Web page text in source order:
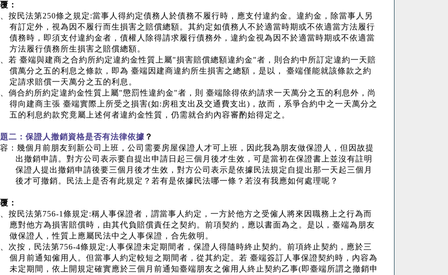
：
按民法第250條之規定:當事人得約定債務人於債務不履行時，應支付違約金。違約金，除當事人另
有訂定外，視為因不履行而生損害之賠償總額。其約定如債務人不於適當時期或不依適當方法履行
債務時，即須支付違約金者，債權人除得請求履行債務外，違約金視為因不於適當時期或不依適當
方法履行債務所生損害之賠償總額。
若 臺端與建商之合約所約定違約金性質上屬"損害賠償總額違約金"者，則合約中所訂定違約一天賠
償萬分之五的利息之條款，即為 臺端因建商違約所生損害之總額，是以， 臺端僅能就該條款之約
定請求賠償一天萬分之五的利息。
倘合約所約定違約金性質上屬"懲罰性違約金"者，則 臺端除得依約請求一天萬分之五的利息外，尚
得向建商主張 臺端實際上所受之損害(如: 房租支出及交通費支出) ，故而，系爭合約中之一天萬分之
五的利息約款究竟屬上述何者違約金性質，仍需就合約內容審酌始得定之。
二：保證人撤銷資格是否有法律依據 ？
：幾個月前朋友到新公司上班，公司需要房屋保證人才可上班，因此我為朋友做保證人，但因故提
出撤銷申請。對方公司表示要自提出申請日起三個月後才生效，可是當初在保證書上並沒有註明
保證人提出撤銷申請後要三個月後才生效，對方公司表示是依據民法規定自提出那一天起三個月
後才可撤銷。民法上是否有此規定？若有是依據民法哪一條？若沒有我應如何處理呢？
：
按民法第756-1 條規定:稱人事保證者，謂當事人約定，一方於他方之受僱人將來因職務上之行為而
應對他方為損害賠償時，由其代負賠償責任之契約。前項契約，應以書面為之。是以，臺端為朋友
做保證人，性質上應屬民法中之人事保證，合先敘明。
次按，民法第756-4條規定: 人事保證未定期間者，保證人得隨時終止契約。前項終止契約，應於三
個月前通知僱用人。但當事人約定較短之期間者，從其約定。若 臺端簽訂人事保證契約時，內容為
未定期間，依上開規定確實應於三個月前通知臺端朋友之僱用人終止契約乙事(即臺端所謂之撤銷申